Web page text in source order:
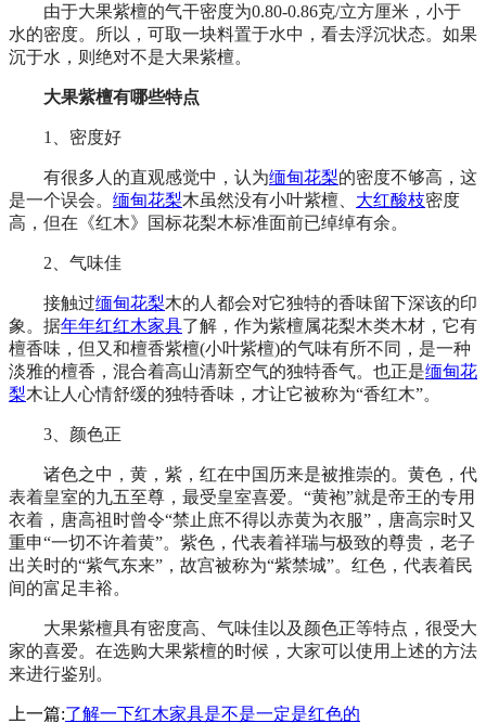
由于大果紫檀的气干密度为0.80-0.86克/立方厘米，小于
水的密度。所以，可取一块料置于水中，看去浮沉状态。如果
沉于水，则绝对不是大果紫檀。
大果紫檀有哪些特点
1、密度好
有很多人的直观感觉中，认为缅甸花梨的密度不够高，这
是一个误会。 缅甸花梨木虽然没有小叶紫檀、 大红酸枝密度
高，但在《红木》国标花梨木标准面前已绰绰有余。
2、气味佳
接触过缅甸花梨木的人都会对它独特的香味留下深该的印
象。据年年红红木家具了解，作为紫檀属花梨木类木材，它有
檀香味，但又和檀香紫檀(小叶紫檀)的气味有所不同，是一种
淡雅的檀香，混合着高山清新空气的独特香气。也正是缅甸花
梨木让人心情舒缓的独特香味，才让它被称为“香红木”。
3、颜色正
诸色之中，黄，紫，红在中国历来是被推崇的。黄色，代
表着皇室的九五至尊，最受皇室喜爱。“黄袍”就是帝王的专用
衣着，唐高祖时曾令“禁止庶不得以赤黄为衣服”，唐高宗时又
重申“一切不许着黄”。紫色，代表着祥瑞与极致的尊贵，老子
出关时的“紫气东来”，故宫被称为“紫禁城”。红色，代表着民
间的富足丰裕。
大果紫檀具有密度高、气味佳以及颜色正等特点，很受大
家的喜爱。在选购大果紫檀的时候，大家可以使用上述的方法
来进行鉴别。
上一篇:了解一下红木家具是不是一定是红色的